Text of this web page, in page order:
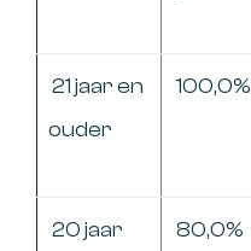
21 jaar en
ouder
100,0%
20 jaar 80,0%